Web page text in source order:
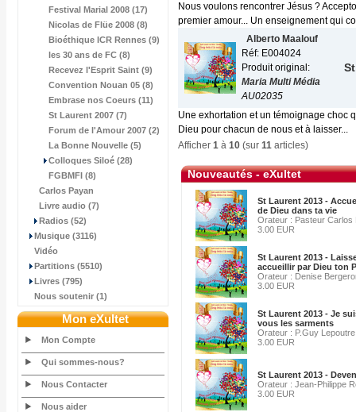
Festival Marial 2008 (17)
Nicolas de Flüe 2008 (8)
Bioéthique ICR Rennes (9)
les 30 ans de FC (8)
Recevez l'Esprit Saint (9)
Convention Nouan 05 (8)
Embrase nos Coeurs (11)
St Laurent 2007 (7)
Forum de l'Amour 2007 (2)
La Bonne Nouvelle (5)
Colloques Siloé (28)
FGBMFI (8)
Carlos Payan
Livre audio (7)
Radios (52)
Musique (3116)
Vidéo
Partitions (5510)
Livres (795)
Nous soutenir (1)
Mon eXultet
Mon Compte
Qui sommes-nous?
Nous Contacter
Nous aider
Nous voulons rencontrer Jésus ?
premier amour... Un enseignement qui
Alberto Maalouf
Réf: E004024
Produit original:
Maria Multi Média
AU02035
Une exhortation et un témoignage choc
Dieu pour chacun de nous et à laisser...
Afficher 1 à 10 (sur 11 articles)
Nouveautés - eXultet
St Laurent 2013 -
de Dieu dans ta vie
Orateur : Pasteur Carlos
3.00 EUR
St Laurent 2013 -
accueillir par Dieu ton
Orateur : Denise
3.00 EUR
St Laurent 2013 - Je
vous les sarments
Orateur : P.Guy Lepoutre
3.00 EUR
St Laurent 2013 -
Orateur : Jean-Philippe
3.00 EUR